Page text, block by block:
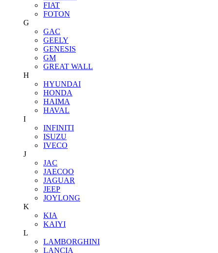
FIAT
FOTON
G
GAC
GEELY
GENESIS
GM
GREAT WALL
H
HYUNDAI
HONDA
HAIMA
HAVAL
I
INFINITI
ISUZU
IVECO
J
JAC
JAECOO
JAGUAR
JEEP
JOYLONG
K
KIA
KAIYI
L
LAMBORGHINI
LANCIA